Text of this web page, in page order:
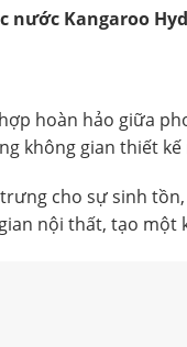
nước Kangaroo
hoàn hảo giữa
không gian thiết
cho sự sinh
nội thất, tạo một